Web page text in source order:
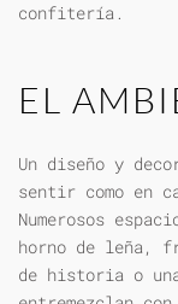
confitería.
EL
Un diseño y
sentir como en
Numerosos
horno de leña,
de historia o